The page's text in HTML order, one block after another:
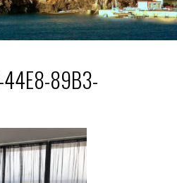
89B3-